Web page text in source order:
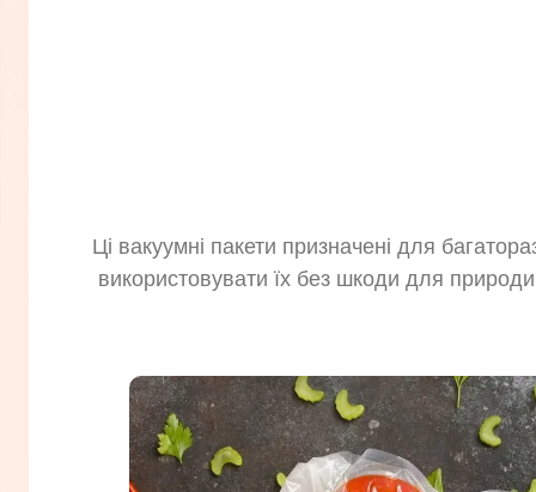
Ці вакуумні пакети призначені для
використовувати їх без шкоди для